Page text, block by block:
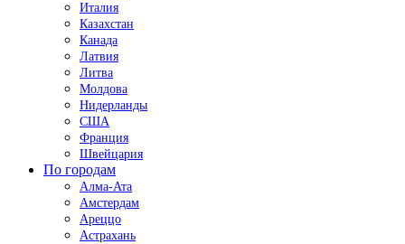
Италия
Казахстан
Канада
Латвия
Литва
Молдова
Нидерланды
США
Франция
Швейцария
По городам
Алма-Ата
Амстердам
Ареццо
Астрахань